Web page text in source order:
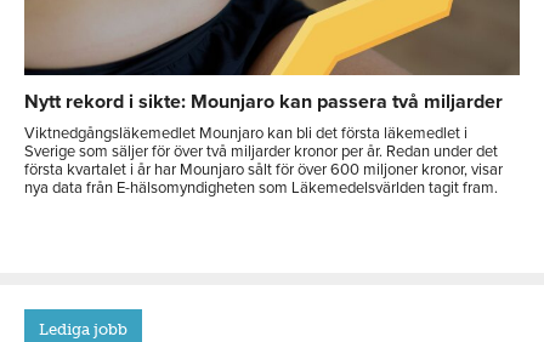
Nytt rekord i sikte: Mounjaro kan passera två miljarder
Viktnedgångsläkemedlet Mounjaro kan bli det första läkemedlet i
Sverige som säljer för över två miljarder kronor per år. Redan under det
första kvartalet i år har Mounjaro sålt för över 600 miljoner kronor, visar
nya data från E-hälsomyndigheten som Läkemedelsvärlden tagit fram.
Lediga jobb